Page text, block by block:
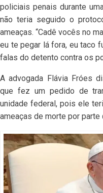
policiais penais durante
não teria seguido o
ameaças. “Cadê vocês no
eu te pegar lá fora, eu taco
falas do detento contra os
A advogada Flávia Fróes
que fez um pedido de
unidade federal, pois ele
ameaças de morte por